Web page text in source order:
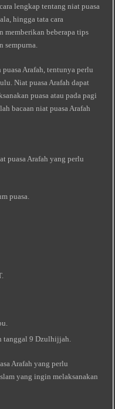
lengkap tentang niat puasa
hingga tata cara
memberikan beberapa tips
sempurna.
Arafah, tentunya perlu
Niat puasa Arafah dapat
puasa atau pada pagi
bacaan niat puasa Arafah
puasa Arafah yang perlu
puasa.
tanggal 9 Dzulhijjah.
Arafah yang perlu
yang ingin melaksanakan